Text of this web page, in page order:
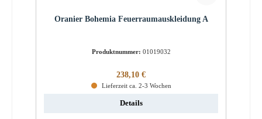
Oranier Bohemia Feuerraumauskleidung A
Produktnummer: 01019032
Regulärer Preis:
238,10 €
Lieferzeit ca. 2-3 Wochen
Details